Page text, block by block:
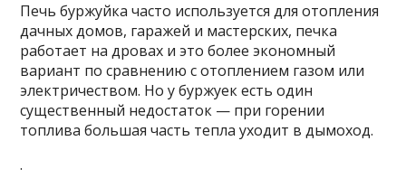
Печь буржуйка часто используется для отопления
дачных домов, гаражей и мастерских, печка
работает на дровах и это более экономный
вариант по сравнению с отоплением газом или
электричеством. Но у буржуек есть один
существенный недостаток — при горении
топлива большая часть тепла уходит в дымоход.
.